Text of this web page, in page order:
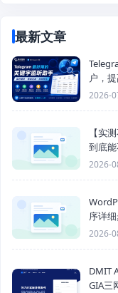
最新文章
户，
2026-
【实
到底
2026-
序详
2026-
DMIT
GIA三